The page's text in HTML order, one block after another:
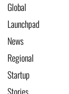
Global
Launchpad
News
Regional
Startup